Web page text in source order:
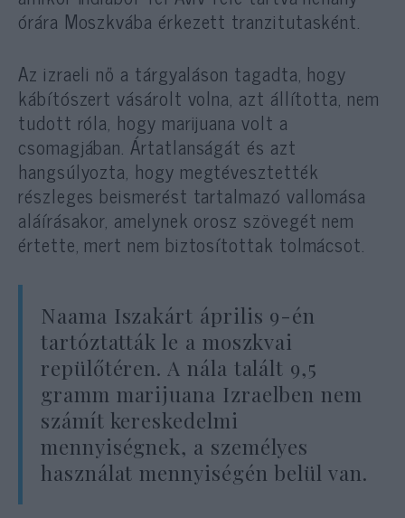
órára Moszkvába érkezett tranzitutasként.
Az izraeli nő a tárgyaláson tagadta, hogy
kábítószert vásárolt volna, azt állította, nem
tudott róla, hogy marijuana volt a
csomagjában. Ártatlanságát és azt
hangsúlyozta, hogy megtévesztették
részleges beismerést tartalmazó vallomása
aláírásakor, amelynek orosz szövegét nem
értette, mert nem biztosítottak tolmácsot.
Naama Iszakárt április 9-én
tartóztatták le a moszkvai
repülőtéren. A nála talált 9,5
gramm marijuana Izraelben nem
számít kereskedelmi
mennyiségnek, a személyes
használat mennyiségén belül van.